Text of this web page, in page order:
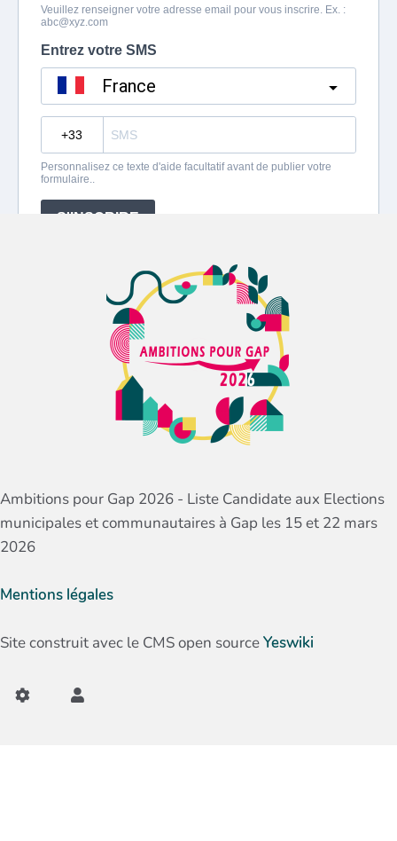
Ambitions pour Gap 2026 - Liste Candidate aux Elections
municipales et communautaires à Gap les 15 et 22 mars
2026
Mentions légales
Site construit avec le CMS open sourceYeswiki